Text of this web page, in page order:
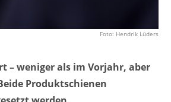
Foto: Hendrik Lüders
– weniger als im Vorjahr, aber
Produktschienen